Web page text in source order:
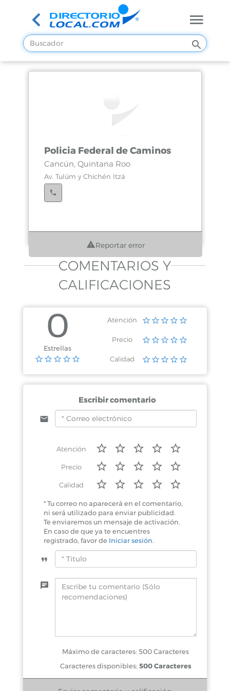
Policia Federal de Caminos
Cancún, Quintana Roo
Av. Tulúm y Chichén Itzá
Reportar error
COMENTARIOS Y
CALIFICACIONES
0
Estrellas
Atención
Precio
Calidad
Escribir comentario
Atención
Precio
Calidad
* Tu correo no aparecerá en el comentario,
ni será utilizado para enviar publicidad.
Te enviaremos un mensaje de activación.
En caso de que ya te encuentres
registrado, favor de Iniciar sesión.
Máximo de caracteres: 500 Caracteres
Caracteres disponibles: 500 Caracteres